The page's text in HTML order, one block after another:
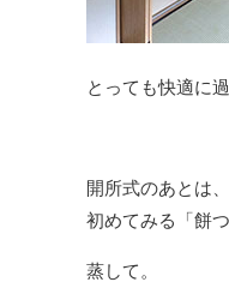
とっても快適に
開所式のあとは
初めてみる「餅
蒸して。